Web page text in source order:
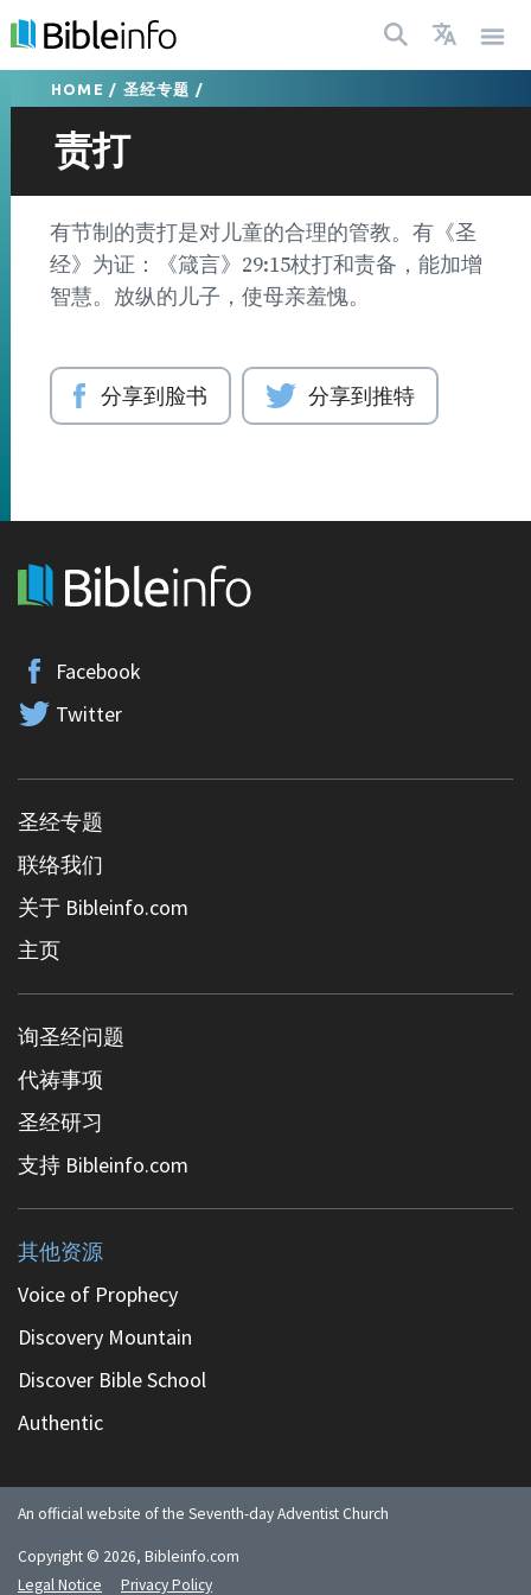
HOME / 圣经专题 /
责打
有节制的责打是对儿童的合理的管教。有《圣
经》为证：《箴言》29:15杖打和责备，能加增
智慧。放纵的儿子，使母亲羞愧。
分享到脸书 分享到推特
Facebook
Twitter
圣经专题
联络我们
关于 Bibleinfo.com
主页
询圣经问题
代祷事项
圣经研习
支持 Bibleinfo.com
其他资源
Voice of Prophecy
Discovery Mountain
Discover Bible School
Authentic
An official website of the Seventh-day Adventist Church
Copyright © 2026, Bibleinfo.com
Legal Notice
Privacy Policy